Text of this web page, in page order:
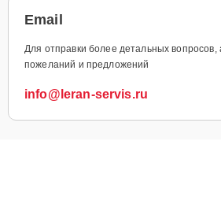
Email
Для отправки более детальных вопросов,
пожеланий и предложений
info@leran-servis.ru